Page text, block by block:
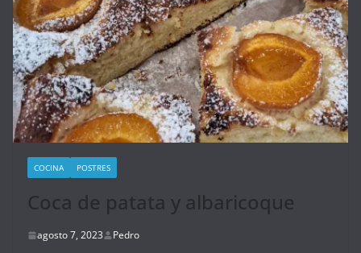
COCINA POSTRES
Coca de patata y albaricoque
agosto 7, 2023 Pedro